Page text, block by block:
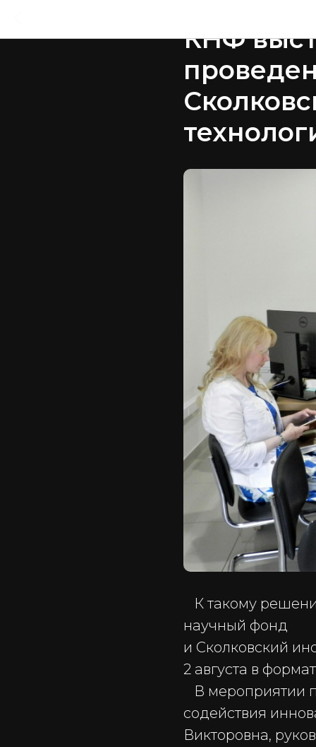
КНФ
К такому
научный фонд
и Сколковский
2 августа в
В мероприятии
содействия
Викторовна,